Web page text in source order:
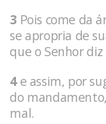
3 Pois come da
se apro­pria de
que o Senhor
4e assim, por
do
mal.